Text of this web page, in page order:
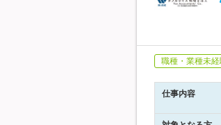
職種・業種未
仕事内容